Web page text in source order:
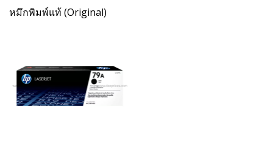
หมึกพิมพ์แท้ (Original)